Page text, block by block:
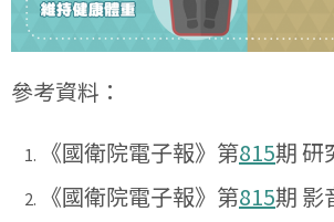
參考資料：
《國衛院電子報》第815期 研
《國衛院電子報》第815期 影